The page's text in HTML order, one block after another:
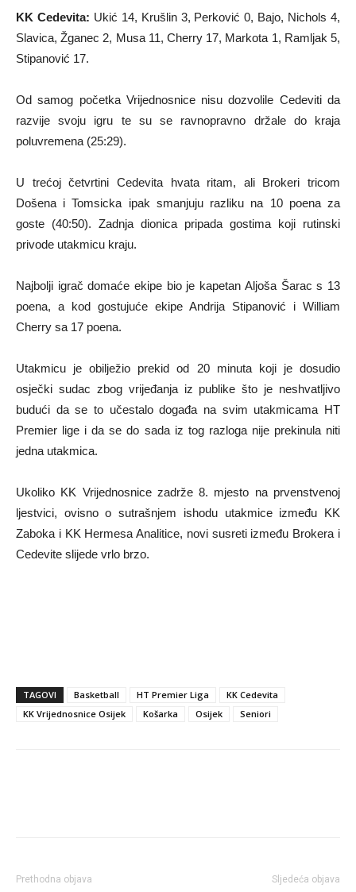
KK Cedevita: Ukić 14, Krušlin 3, Perković 0, Bajo, Nichols 4,
Slavica, Žganec 2, Musa 11, Cherry 17, Markota 1, Ramljak 5,
Stipanović 17.
Od samog početka Vrijednosnice nisu dozvolile Cedeviti da
razvije svoju igru te su se ravnopravno držale do kraja
poluvremena (25:29).
U trećoj četvrtini Cedevita hvata ritam, ali Brokeri tricom
Došena i Tomsicka ipak smanjuju razliku na 10 poena za
goste (40:50). Zadnja dionica pripada gostima koji rutinski
privode utakmicu kraju.
Najbolji igrač domaće ekipe bio je kapetan Aljoša Šarac s 13
poena, a kod gostujuće ekipe Andrija Stipanović i William
Cherry sa 17 poena.
Utakmicu je obilježio prekid od 20 minuta koji je dosudio
osječki sudac zbog vrijeđanja iz publike što je neshvatljivo
budući da se to učestalo događa na svim utakmicama HT
Premier lige i da se do sada iz tog razloga nije prekinula niti
jedna utakmica.
Ukoliko KK Vrijednosnice zadrže 8. mjesto na prvenstvenoj
ljestvici, ovisno o sutrašnjem ishodu utakmice između KK
Zaboka i KK Hermesa Analitice, novi susreti između Brokera i
Cedevite slijede vrlo brzo.
TAGOVI Basketball HT Premier Liga
KK Cedevita
KK Vrijednosnice Osijek
Košarka Osijek Seniori
Prethodna objava Sljedeća objava